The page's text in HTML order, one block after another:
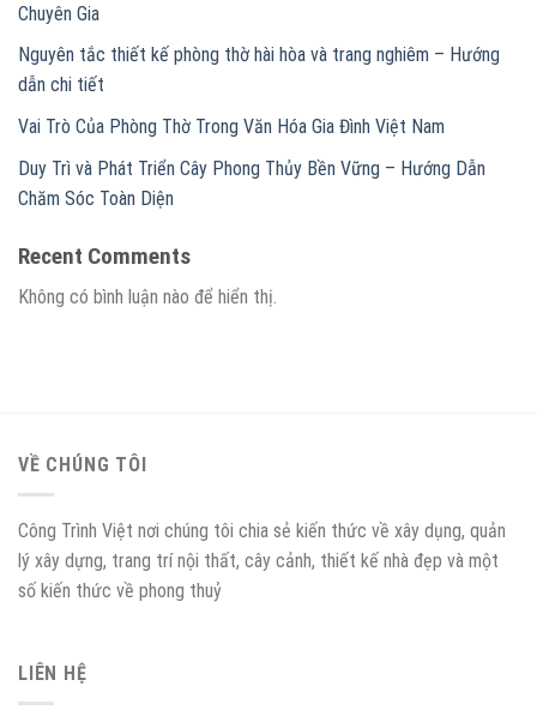
Chuyên Gia
Nguyên tắc thiết kế phòng thờ hài hòa và trang nghiêm – Hướng
dẫn chi tiết
Vai Trò Của Phòng Thờ Trong Văn Hóa Gia Đình Việt Nam
Duy Trì và Phát Triển Cây Phong Thủy Bền Vững – Hướng Dẫn
Chăm Sóc Toàn Diện
Recent Comments
Không có bình luận nào để hiển thị.
VỀ CHÚNG TÔI
Công Trình Việt nơi chúng tôi chia sẻ kiến thức về xây dụng, quản
lý xây dựng, trang trí nội thất, cây cảnh, thiết kế nhà đẹp và một
số kiến thức về phong thuỷ
LIÊN HỆ